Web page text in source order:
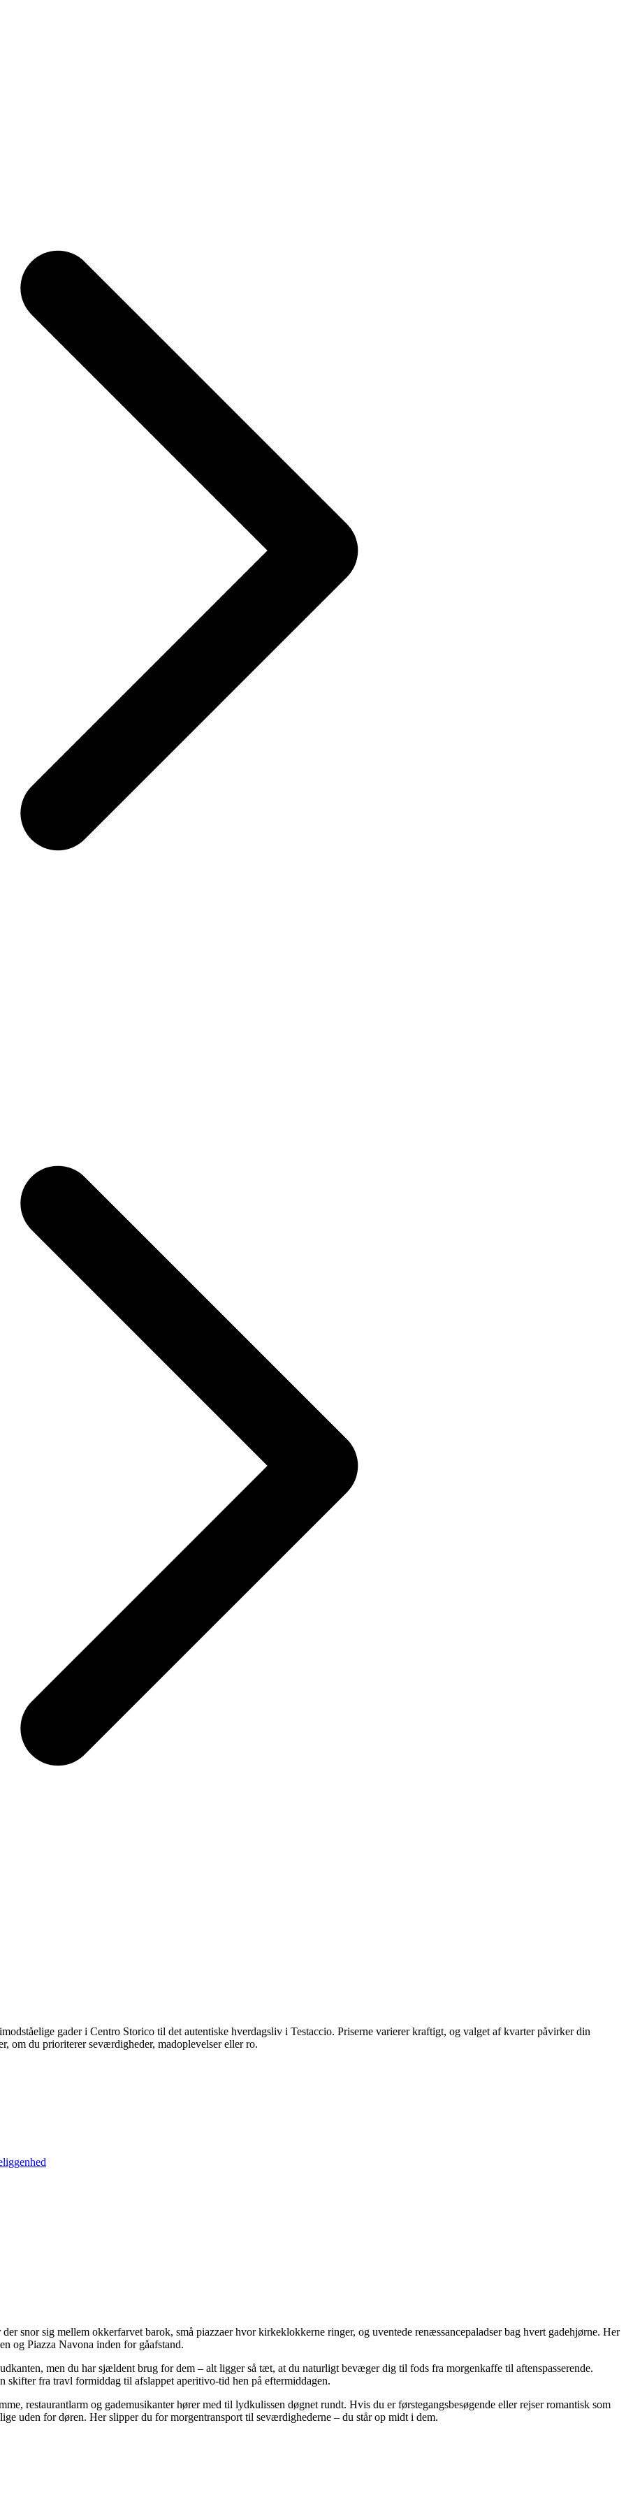
gader i Centro Storico til det autentiske hverdagsliv i Testaccio. Priserne varierer kraftigt, og valget af kvarter påvirker din
om du prioriterer seværdigheder, madoplevelser eller ro.
snor sig mellem okkerfarvet barok, små piazzaer hvor kirkeklokkerne ringer, og uventede renæssancepaladser bag hvert gadehjørne. Her
og Piazza Navona inden for gåafstand.
men du har sjældent brug for dem – alt ligger så tæt, at du naturligt bevæger dig til fods fra morgenkaffe til aftenspasserende.
skifter fra travl formiddag til afslappet aperitivo-tid hen på eftermiddagen.
restaurantlarm og gademusikanter hører med til lydkulissen døgnet rundt. Hvis du er førstegangsbesøgende eller rejser romantisk som
uden for døren. Her slipper du for morgentransport til seværdighederne – du står op midt i dem.